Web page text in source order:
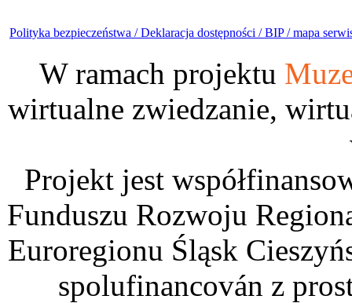
Polityka bezpieczeństwa /Deklaracja dostępności /BIP /mapa
W ramach projektu
wirtualne zwiedzanie,
Projekt jest
Funduszu Rozwoju
Euroregionu Śląsk
spolufinancován z